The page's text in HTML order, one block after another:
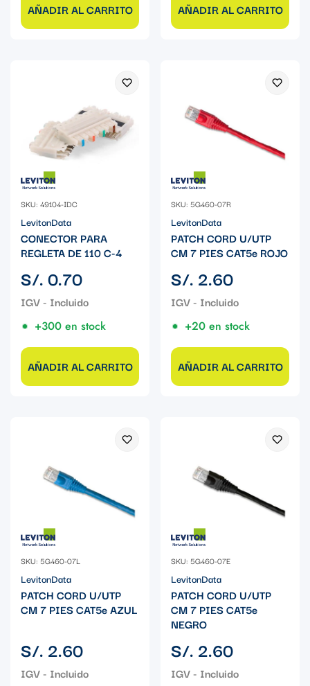
AÑADIR AL CARRITO AÑADIR AL CARRITO
SKU: 49104-IDC
LevitonData
CONECTOR PARA
REGLETA DE 110 C-4
Precio
regular
S/. 0.70
+300 en stock
AÑADIR AL CARRITO
SKU: 5G460-07R
LevitonData
PATCH CORD U/UTP
CM 7 PIES CAT5e ROJO
Precio
regular
S/. 2.60
+20 en stock
AÑADIR AL CARRITO
SKU: 5G460-07L
LevitonData
PATCH CORD U/UTP
CM 7 PIES CAT5e AZUL
Precio
regular
S/. 2.60
SKU: 5G460-07E
LevitonData
PATCH CORD U/UTP
CM 7 PIES CAT5e
NEGRO
Precio
regular
S/. 2.60